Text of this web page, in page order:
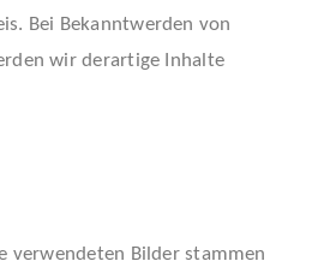
Bei Bekanntwerden von
wir derartige Inhalte
verwendeten Bilder stammen